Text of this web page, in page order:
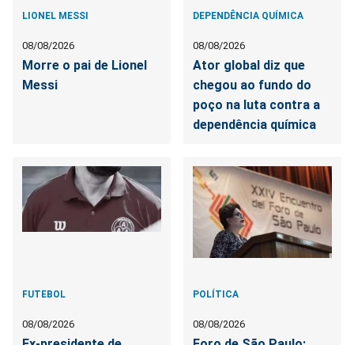
LIONEL MESSI
08/08/2026
Morre o pai de Lionel
Messi
DEPENDÊNCIA QUÍMICA
08/08/2026
Ator global diz que
chegou ao fundo do
poço na luta contra a
dependência química
FUTEBOL
08/08/2026
POLÍTICA
08/08/2026